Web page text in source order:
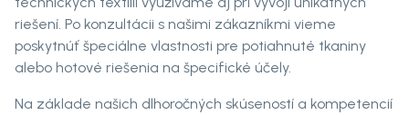
riešení. Po konzultácii s našimi zákazníkmi vieme
poskytnúť špeciálne vlastnosti pre potiahnuté tkaniny
alebo hotové riešenia na špecifické účely.
Na základe našich dlhoročných skúseností a kompetencií